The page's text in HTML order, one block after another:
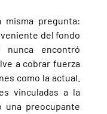
pregunta:
del fondo
nunca encontró
a cobrar fuerza
como la actual.
vinculadas a la
una preocupante